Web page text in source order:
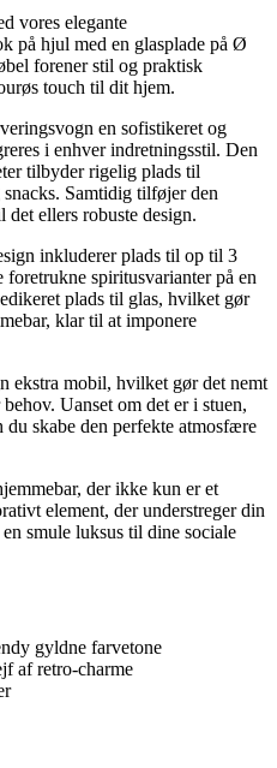
vores elegante
på hjul med en glasplade på Ø
forener stil og praktisk
touch til dit hjem.
en sofistikeret og
i enhver indretningsstil. Den
tilbyder rigelig plads til
Samtidig tilføjer den
det ellers robuste design.
inkluderer plads til op til 3
spiritusvarianter på en
plads til glas, hvilket gør
klar til at imponere
ekstra mobil, hvilket gør det nemt
Uanset om det er i stuen,
du skabe den perfekte atmosfære
der ikke kun er et
element, der understreger din
smule luksus til dine sociale
gyldne farvetone
af retro-charme